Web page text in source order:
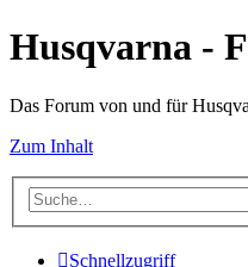
Husqvarna -
Das Forum von und für
Zum Inhalt
Schnellzugriff